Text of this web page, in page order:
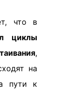
что в
циклы
,
на
пути к